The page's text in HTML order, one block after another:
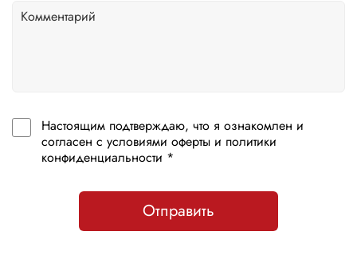
Настоящим подтверждаю, что я ознакомлен и
согласен с условиями оферты и политики
конфиденциальности *
Отправить